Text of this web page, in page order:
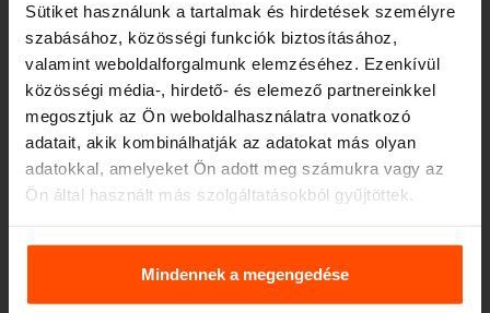
Sütiket használunk a tartalmak és hirdetések személyre
szabásához, közösségi funkciók biztosításához,
valamint weboldalforgalmunk elemzéséhez. Ezenkívül
közösségi média-, hirdető- és elemező partnereinkkel
megosztjuk az Ön weboldalhasználatra vonatkozó
adatait, akik kombinálhatják az adatokat más olyan
adatokkal, amelyeket Ön adott meg számukra vagy az
Ön által használt más szolgáltatásokból gyűjtöttek.
További információért kérjük, látogasson el aPrinciples
Relating to the Processing. Personal Data
Mindennek a megengedése